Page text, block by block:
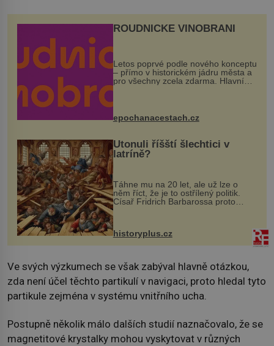
ROUDNICKÉ VINOBRANÍ
Letos poprvé podle nového konceptu
– přímo v historickém jádru města a
pro všechny zcela zdarma. Hlavní
program se odehraje na Karlově a
mohou těšit na víno, burčák, pes...
epochanacestach.cz
Utonuli říšští šlechtici v
latríně?
Táhne mu na 20 let, ale už lze o
něm říct, že je to ostřílený politik.
Císař Fridrich Barbarossa proto
posílá svého syna a dědice Jindřicha
VI. do Erfurtu, aby se stal
prostředníkem při řešení sporu m...
historyplus.cz
Ve svých výzkumech se však zabýval hlavně otázkou,
zda není účel těchto partikulí v navigaci, proto hledal tyto
partikule zejména v systému vnitřního ucha.
Postupně několik málo dalších studií naznačovalo, že se
magnetitové krystalky mohou vyskytovat v různých